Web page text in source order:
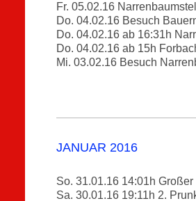
Fr. 05.02.16
Do. 04.02.16 Besuch
Do. 04.02.16 ab 16:31h
Do. 04.02.16 ab 15h
Mi. 03.02.16 Besuch
JANUAR 2016
So. 31.01.16 14:01h
Sa. 30.01.16 19:11h 2.